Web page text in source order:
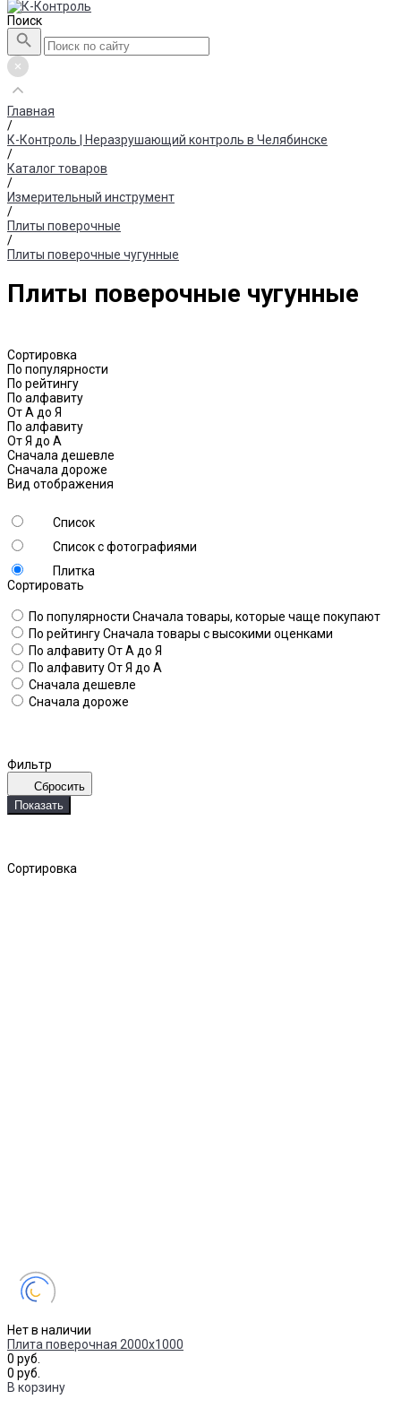
Поиск
Главная
/
К-Контроль | Неразрушающий контроль в Челябинске
/
Каталог товаров
/
Измерительный инструмент
/
Плиты поверочные
/
Плиты поверочные чугунные
Плиты поверочные чугунные
Сортировка
По популярности
По рейтингу
По алфавиту
От А до Я
По алфавиту
От Я до А
Сначала дешевле
Сначала дороже
Вид отображения
Список
Список с фотографиями
Плитка
Сортировать
По популярности Сначала товары, которые чаще покупают
По рейтингуСначала товары с высокими оценками
По алфавитуОт А до Я
По алфавитуОт Я до А
Сначала дешевле
Сначала дороже
Фильтр
Сбросить
Показать
Сортировка
Нет в наличии
Плита поверочная 2000х1000
0 руб.
0 руб.
В корзину